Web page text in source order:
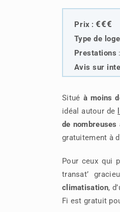
Prix :€€€
Type de
Prestations :
Avis sur
Situé à moins
idéal autour de
de
gratuitement à
Pour ceux qui
transat’
climatisation,
Fi est gratuit